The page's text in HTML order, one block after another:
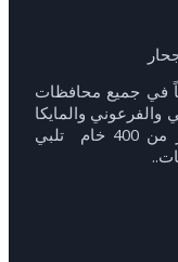
في جميع محافظات
والمايكا
والحجر الدبش والرخام كمل نمتلك اكثر من 400 خام تلبي